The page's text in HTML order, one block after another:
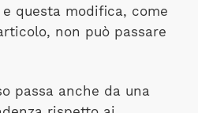
questa modifica, come
non può passare
passa anche da una